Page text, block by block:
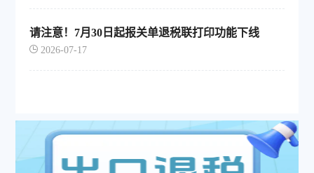
请注意！7月30日起报关单退税联打印功能下线
2026-07-17